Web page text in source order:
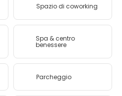
Spazio di coworking
Spa & centro
benessere
Parcheggio